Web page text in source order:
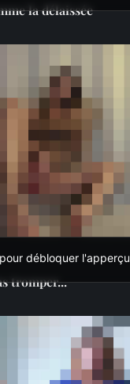
la délaissée
débloquer l'apperçu
tromper...